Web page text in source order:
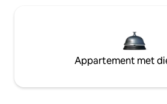
Appartement met